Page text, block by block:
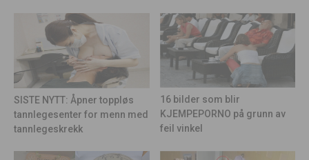
SISTE NYTT: Åpner toppløs
tannlegesenter for menn med
tannlegeskrekk
16 bilder som blir
KJEMPEPORNO på grunn av
feil vinkel